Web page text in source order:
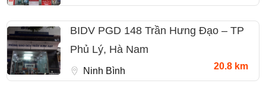
BIDV PGD 148 Trần Hưng Đạo – TP
Phủ Lý, Hà Nam
Ninh Bình 20.8 km